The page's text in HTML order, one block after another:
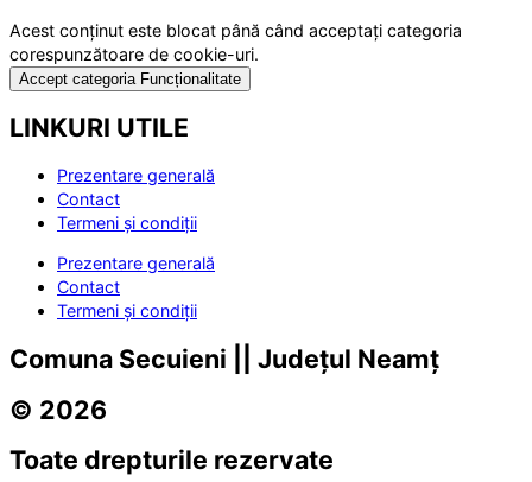
Acest conținut este blocat până când acceptați categoria
corespunzătoare de cookie-uri.
Accept categoria Funcționalitate
LINKURI UTILE
Prezentare generală
Contact
Termeni și condiții
Prezentare generală
Contact
Termeni și condiții
Comuna Secuieni || Județul Neamț
© 2026
Toate drepturile rezervate